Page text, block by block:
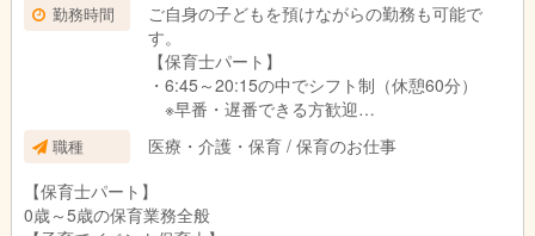
勤務時間
ご自身の子どもを預けながらの勤務も可能で
す。
【保育士パート】
・6:45～20:15の中でシフト制（休憩60分）
※早番・遅番できる方歓迎
※現時点では平日は6:45～19:00、曜日は7：
30～17：00の中でのシフトとなっています。
・週4日、1日4時間以上勤務できる方
※ただし、日数時間等応相談ですので、お気軽
にお問い合わせください。
職種
医療・介護・保育 / 保育のお仕事
【保育士パート】
0歳～5歳の保育業務全般